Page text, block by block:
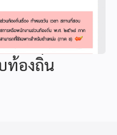
ท้องถิ่น